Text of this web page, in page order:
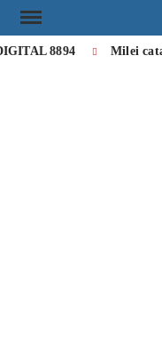
8894 Milei